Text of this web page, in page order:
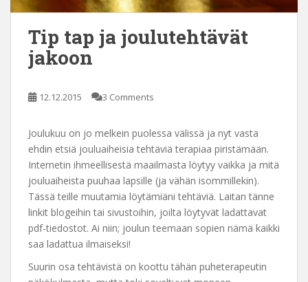
Tip tap ja joulutehtävät
jakoon
12.12.2015 3 Comments
Joulukuu on jo melkein puolessa välissä ja nyt vasta
ehdin etsiä jouluaiheisia tehtäviä terapiaa piristämään.
Internetin ihmeellisestä maailmasta löytyy vaikka ja mitä
jouluaiheista puuhaa lapsille (ja vähän isommillekin).
Tässä teille muutamia löytämiäni tehtäviä. Laitan tänne
linkit blogeihin tai sivustoihin, joilta löytyvät ladattavat
pdf-tiedostot. Ai niin; joulun teemaan sopien nämä kaikki
saa ladattua ilmaiseksi!
Suurin osa tehtävistä on koottu tähän puheterapeutin